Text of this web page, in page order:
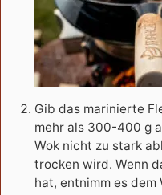
Gib das marinierte
mehr als 300-400 g
Wok nicht zu stark
trocken wird. Wenn
hat, entnimm es